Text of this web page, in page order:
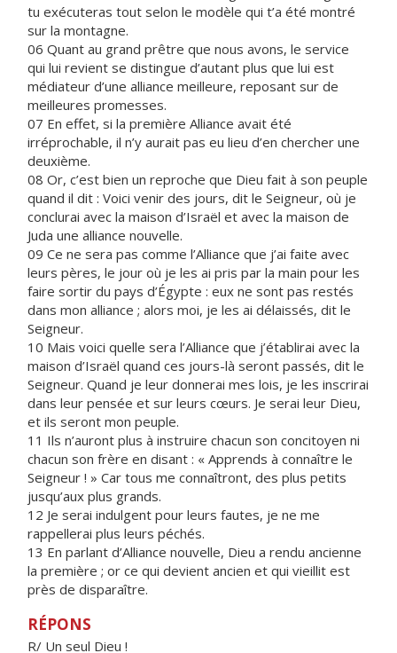
tu exécuteras tout selon le modèle qui t’a été montré
sur la montagne.
06 Quant au grand prêtre que nous avons, le service
qui lui revient se distingue d’autant plus que lui est
médiateur d’une alliance meilleure, reposant sur de
meilleures promesses.
07 En effet, si la première Alliance avait été
irréprochable, il n’y aurait pas eu lieu d’en chercher une
deuxième.
08 Or, c’est bien un reproche que Dieu fait à son peuple
quand il dit : Voici venir des jours, dit le Seigneur, où je
conclurai avec la maison d’Israël et avec la maison de
Juda une alliance nouvelle.
09 Ce ne sera pas comme l’Alliance que j’ai faite avec
leurs pères, le jour où je les ai pris par la main pour les
faire sortir du pays d’Égypte : eux ne sont pas restés
dans mon alliance ; alors moi, je les ai délaissés, dit le
Seigneur.
10 Mais voici quelle sera l’Alliance que j’établirai avec la
maison d’Israël quand ces jours-là seront passés, dit le
Seigneur. Quand je leur donnerai mes lois, je les inscrirai
dans leur pensée et sur leurs cœurs. Je serai leur Dieu,
et ils seront mon peuple.
11 Ils n’auront plus à instruire chacun son concitoyen ni
chacun son frère en disant : « Apprends à connaître le
Seigneur ! » Car tous me connaîtront, des plus petits
jusqu’aux plus grands.
12 Je serai indulgent pour leurs fautes, je ne me
rappellerai plus leurs péchés.
13 En parlant d’Alliance nouvelle, Dieu a rendu ancienne
la première ; or ce qui devient ancien et qui vieillit est
près de disparaître.
RÉPONS
R/ Un seul Dieu !